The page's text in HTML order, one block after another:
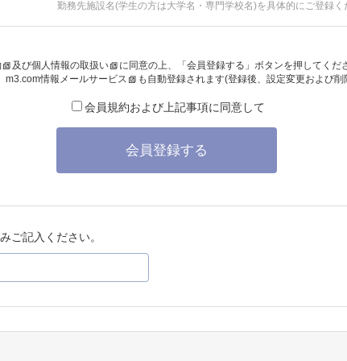
勤務先施設名(学生の方は大学名・専門学校名)を具体的にご登録く
及び個人情報の取扱い
に同意の上、「会員登録する」ボタンを押してくだ
m3.com情報メールサービス も自動登録されます(登録後、設定変更および
会員規約および上記事項に同意して
会員登録する
ご記入ください。